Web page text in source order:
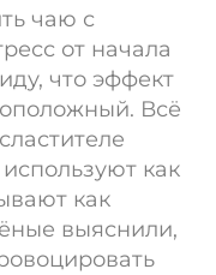
чаю с
от начала
что эффект
Всё
как
как
выяснили,